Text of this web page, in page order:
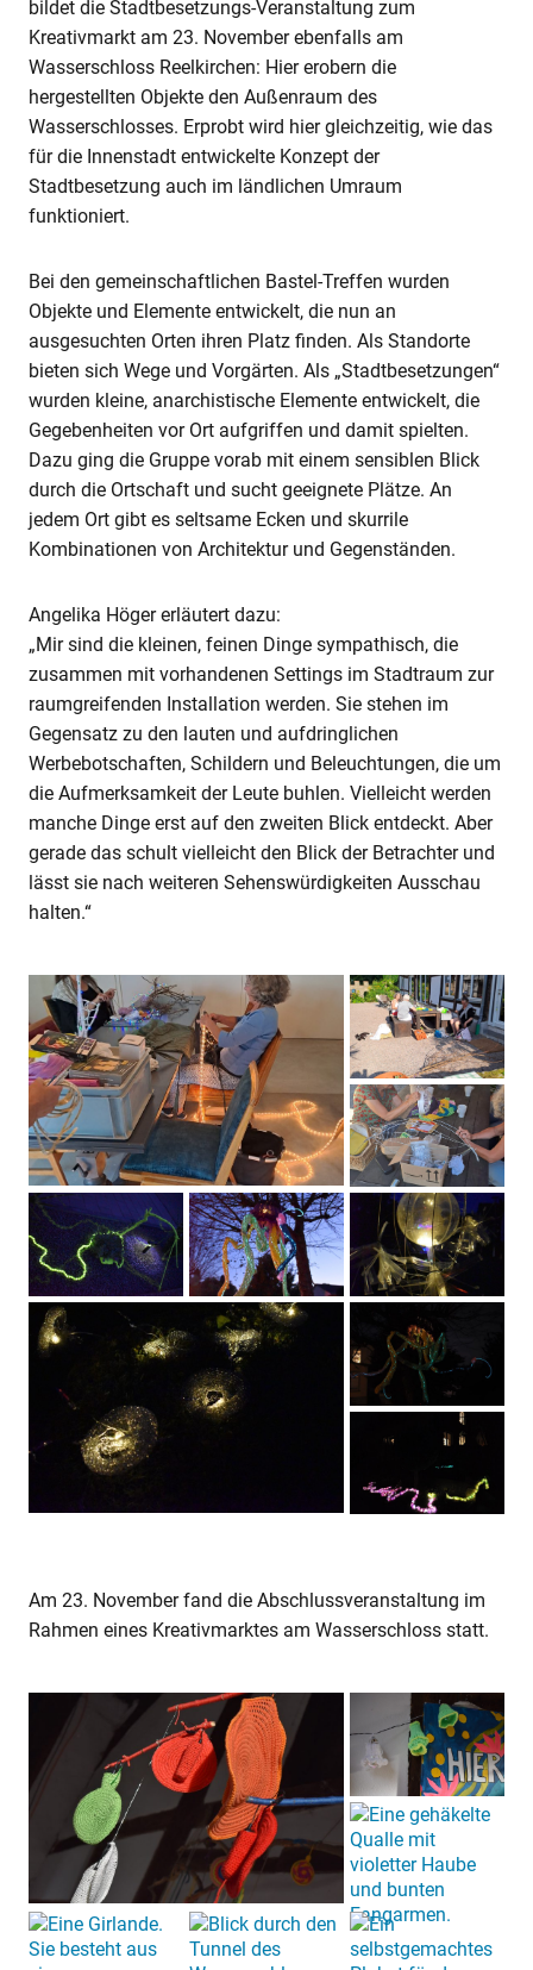
bildet die Stadtbesetzungs-Veranstaltung zum
Kreativmarkt am 23. November ebenfalls am
Wasserschloss Reelkirchen: Hier erobern die
hergestellten Objekte den Außenraum des
Wasserschlosses. Erprobt wird hier gleichzeitig, wie das
für die Innenstadt entwickelte Konzept der
Stadtbesetzung auch im ländlichen Umraum
funktioniert.
Bei den gemeinschaftlichen Bastel-Treffen wurden
Objekte und Elemente entwickelt, die nun an
ausgesuchten Orten ihren Platz finden. Als Standorte
bieten sich Wege und Vorgärten. Als „Stadtbesetzungen“
wurden kleine, anarchistische Elemente entwickelt, die
Gegebenheiten vor Ort aufgriffen und damit spielten.
Dazu ging die Gruppe vorab mit einem sensiblen Blick
durch die Ortschaft und sucht geeignete Plätze. An
jedem Ort gibt es seltsame Ecken und skurrile
Kombinationen von Architektur und Gegenständen.
Angelika Höger erläutert dazu:
„Mir sind die kleinen, feinen Dinge sympathisch, die
zusammen mit vorhandenen Settings im Stadtraum zur
raumgreifenden Installation werden. Sie stehen im
Gegensatz zu den lauten und aufdringlichen
Werbebotschaften, Schildern und Beleuchtungen, die um
die Aufmerksamkeit der Leute buhlen. Vielleicht werden
manche Dinge erst auf den zweiten Blick entdeckt. Aber
gerade das schult vielleicht den Blick der Betrachter und
lässt sie nach weiteren Sehenswürdigkeiten Ausschau
halten.“
Am 23. November fand die Abschlussveranstaltung im
Rahmen eines Kreativmarktes am Wasserschloss statt.